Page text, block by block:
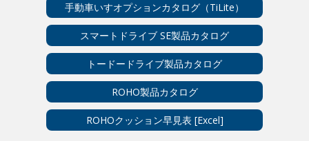
手動車いすオプションカタログ（TiLite）
スマートドライブ SE製品カタログ
トードードライブ製品カタログ
ROHO製品カタログ
ROHOクッション早見表 [Excel]